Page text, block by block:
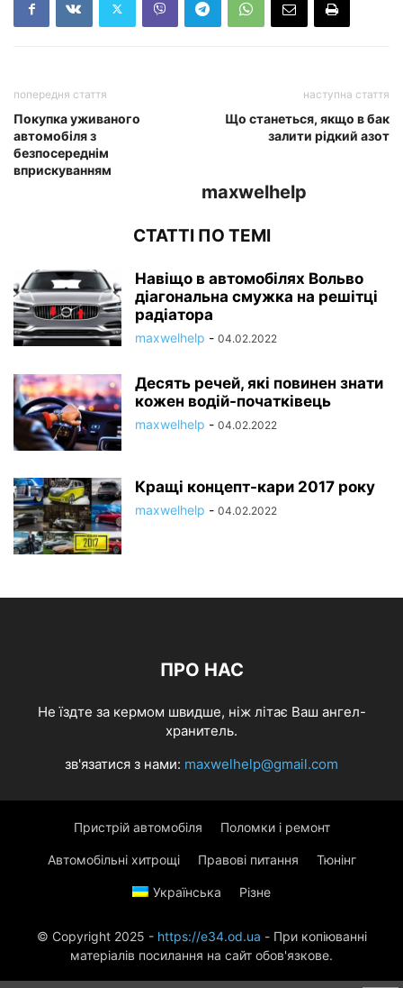
попередня стаття
Покупка уживаного
автомобіля з
безпосереднім
вприскуванням
наступна стаття
Що станеться, якщо в бак
залити рідкий азот
maxwelhelp
СТАТТІ ПО ТЕМІ
Навіщо в автомобілях Вольво
діагональна смужка на решітці
радіатора
maxwelhelp - 04.02.2022
Десять речей, які повинен знати
кожен водій-початківець
maxwelhelp - 04.02.2022
Кращі концепт-кари 2017 року
maxwelhelp - 04.02.2022
ПРО НАС
Не їздте за кермом швидше, ніж літає Ваш ангел-
хранитель.
зв'язатися з нами: maxwelhelp@gmail.com
Пристрій автомобіля Поломки і ремонт
Автомобільні хитрощі Правові питання Тюнінг
Українська Різне
© Copyright 2025 - https://e34.od.ua - При копіюванні
матеріалів посилання на сайт обов'язкове.